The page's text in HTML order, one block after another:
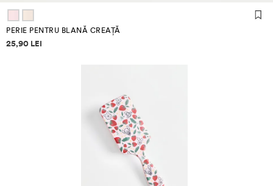
PERIE PENTRU BLANĂ CREAȚĂ
Informații despre prețuri
25,90 LEI